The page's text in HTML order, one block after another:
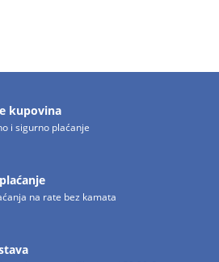
kupovina
i sigurno plaćanje
na rate bez kamata